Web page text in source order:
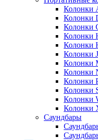
Колонки
Колонки
Колонки
Колонки
Колонки
Колонки
Колонки
Колонки
Колонки
Колонки
Колонки
Колонки
Саундбары